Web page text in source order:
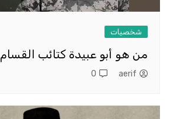
شخصيات
من هو أبو عبيدة كتائب القسام
aerif
0